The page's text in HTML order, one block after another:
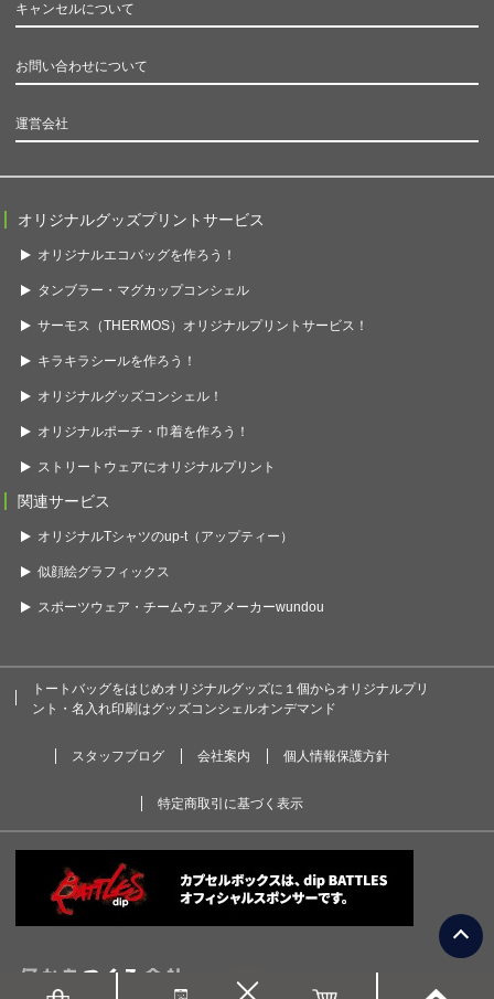
キャンセルについて
お問い合わせについて
運営会社
オリジナルグッズプリントサービス
オリジナルエコバッグを作ろう！
タンブラー・マグカップコンシェル
サーモス（THERMOS）オリジナルプリントサービス！
キラキラシールを作ろう！
オリジナルグッズコンシェル！
オリジナルポーチ・巾着を作ろう！
ストリートウェアにオリジナルプリント
関連サービス
オリジナルTシャツのup-t（アップティー）
似顔絵グラフィックス
スポーツウェア・チームウェアメーカーwundou
トートバッグをはじめオリジナルグッズに１個からオリジナルプリ
ント・名入れ印刷はグッズコンシェルオンデマンド
スタッフブログ 会社案内 個人情報保護方針
特定商取引に基づく表示